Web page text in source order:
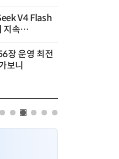
V4 Flash
지속
장 운영 최전
보니